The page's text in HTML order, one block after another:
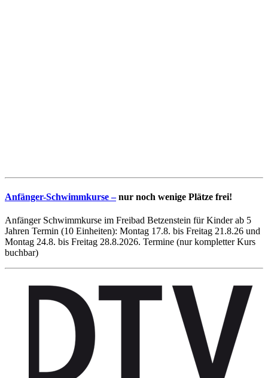
Anfänger-Schwimmkurse –nur noch wenige Plätze frei!
Anfänger Schwimmkurse im Freibad Betzenstein für Kinder ab 5
Jahren Termin (10 Einheiten): Montag 17.8. bis Freitag 21.8.26 und
Montag 24.8. bis Freitag 28.8.2026. Termine (nur kompletter Kurs
buchbar)